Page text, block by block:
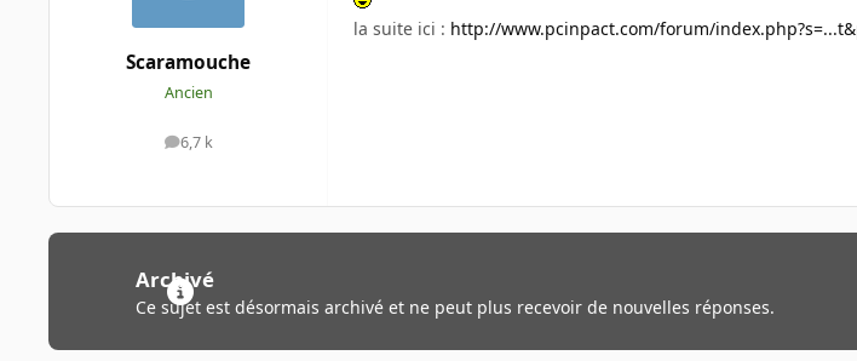
Scaramouche
Ancien
6,7 k
messages
la suite ici : http://www.pcinpact.com/forum/
Archivé
Ce sujet est désormais archivé et ne peut plus recevoir de nouvelles réponses.